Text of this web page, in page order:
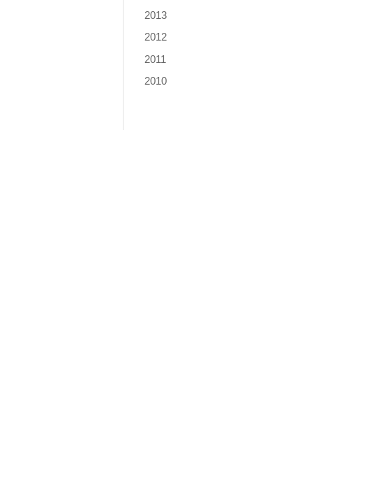
2013
2012
2011
2010